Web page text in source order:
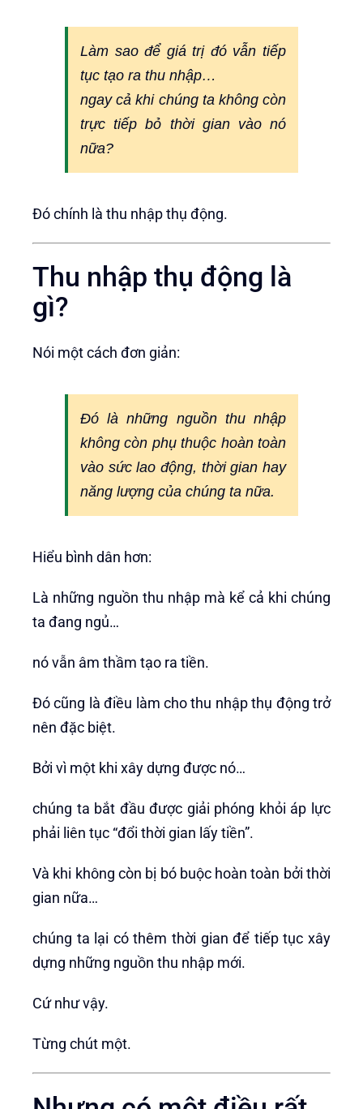
Làm sao để giá trị đó vẫn tiếp
tục tạo ra thu nhập…
ngay cả khi chúng ta không còn
trực tiếp bỏ thời gian vào nó
nữa?
Đó chính là thu nhập thụ động.
Thu nhập thụ động là
gì?
Nói một cách đơn giản:
Đó là những nguồn thu nhập
không còn phụ thuộc hoàn toàn
vào sức lao động, thời gian hay
năng lượng của chúng ta nữa.
Hiểu bình dân hơn:
Là những nguồn thu nhập mà kể cả khi chúng
ta đang ngủ…
nó vẫn âm thầm tạo ra tiền.
Đó cũng là điều làm cho thu nhập thụ động trở
nên đặc biệt.
Bởi vì một khi xây dựng được nó…
chúng ta bắt đầu được giải phóng khỏi áp lực
phải liên tục “đổi thời gian lấy tiền”.
Và khi không còn bị bó buộc hoàn toàn bởi thời
gian nữa…
chúng ta lại có thêm thời gian để tiếp tục xây
dựng những nguồn thu nhập mới.
Cứ như vậy.
Từng chút một.